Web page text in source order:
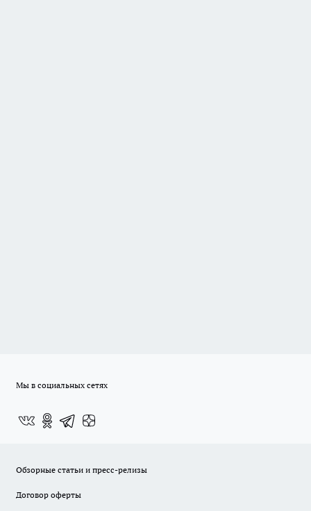
Мы в социальных сетях
Обзорные статьи и пресс-релизы
Договор оферты